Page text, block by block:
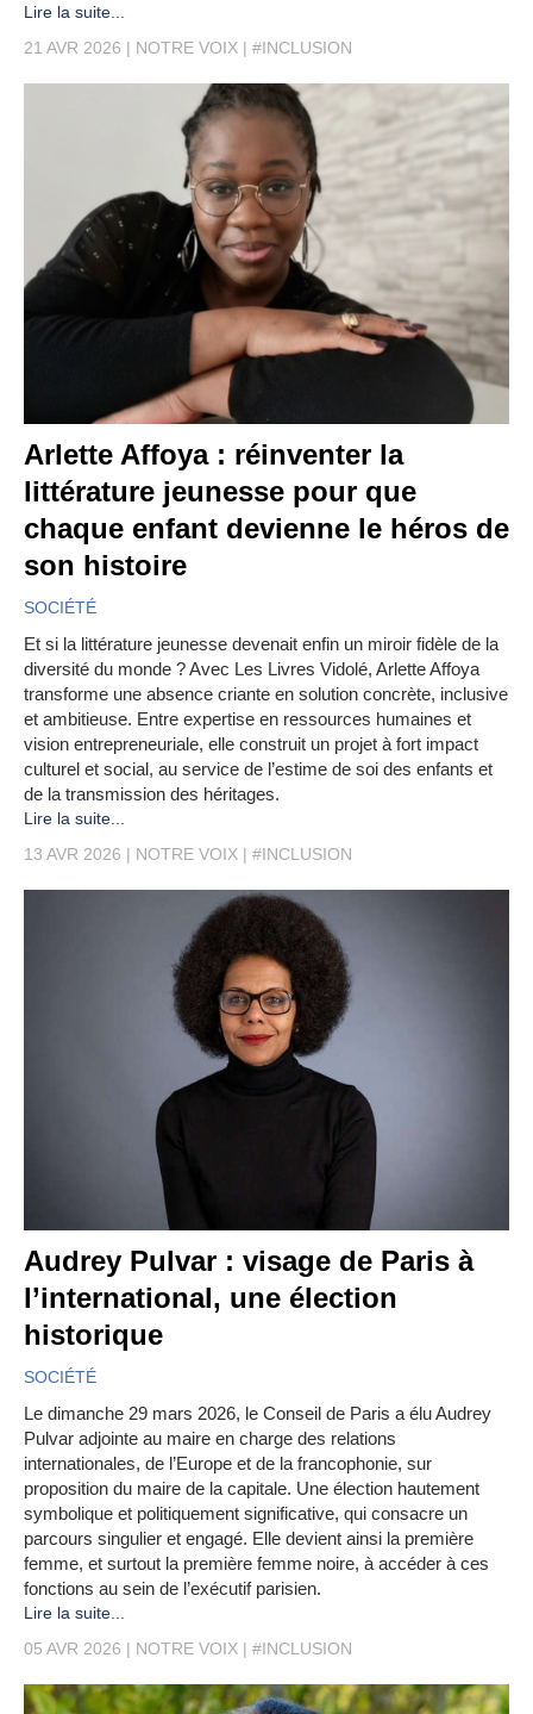
Lire la suite...
21 AVR 2026
NOTRE VOIX #INCLUSION
Arlette Affoya : réinventer la
littérature jeunesse pour que
chaque enfant devienne le héros de
son histoire
SOCIÉTÉ
Et si la littérature jeunesse devenait enfin un miroir fidèle de la
diversité du monde ? Avec Les Livres Vidolé, Arlette Affoya
transforme une absence criante en solution concrète, inclusive
et ambitieuse. Entre expertise en ressources humaines et
vision entrepreneuriale, elle construit un projet à fort impact
culturel et social, au service de l’estime de soi des enfants et
de la transmission des héritages.
Lire la suite...
13 AVR 2026
NOTRE VOIX #INCLUSION
Audrey Pulvar : visage de Paris à
l’international, une élection
historique
SOCIÉTÉ
Le dimanche 29 mars 2026, le Conseil de Paris a élu Audrey
Pulvar adjointe au maire en charge des relations
internationales, de l’Europe et de la francophonie, sur
proposition du maire de la capitale. Une élection hautement
symbolique et politiquement significative, qui consacre un
parcours singulier et engagé. Elle devient ainsi la première
femme, et surtout la première femme noire, à accéder à ces
fonctions au sein de l’exécutif parisien.
Lire la suite...
05 AVR 2026
NOTRE VOIX #INCLUSION